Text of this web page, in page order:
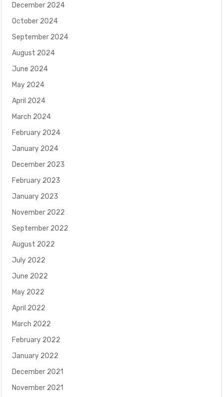
December 2024
October 2024
September 2024
August 2024
June 2024
May 2024
April 2024
March 2024
February 2024
January 2024
December 2023
February 2023
January 2023
November 2022
September 2022
August 2022
July 2022
June 2022
May 2022
April 2022
March 2022
February 2022
January 2022
December 2021
November 2021